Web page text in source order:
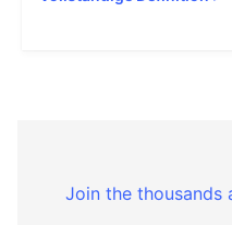
Join the thousands